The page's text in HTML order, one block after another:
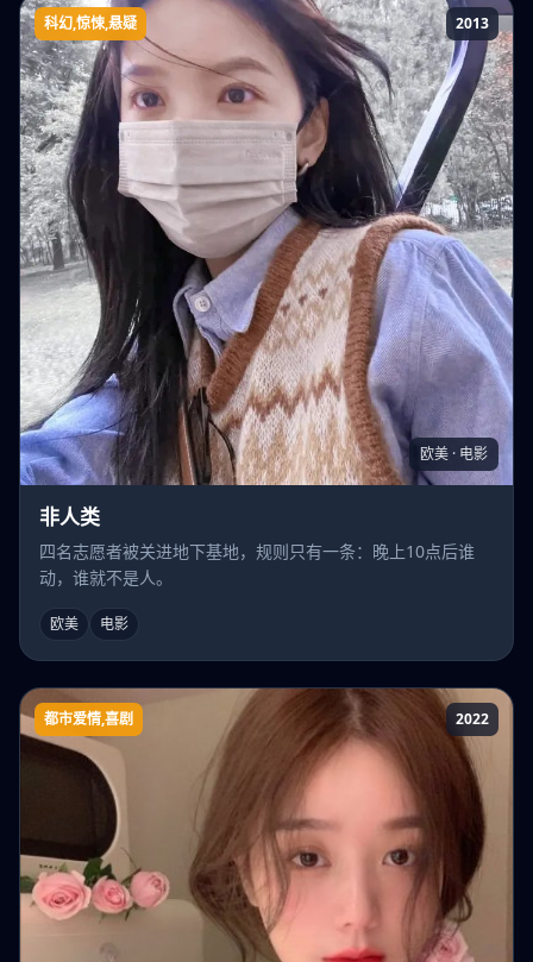
非人类
科幻,惊悚,悬疑 2013
欧美 · 电影
非人类
四名志愿者被关进地下基地，规则只有一条：晚上10点后谁
动，谁就不是人。
欧美 电影
名门千金出逃
都市爱情,喜剧 2022